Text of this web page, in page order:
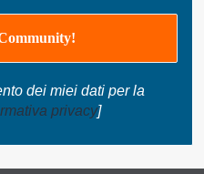
dei miei dati per la
privacy]